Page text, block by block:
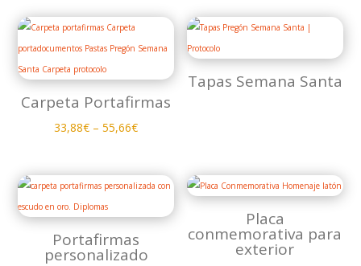
Carpeta Portafirmas
33,88€ –55,66€
Tapas Semana Santa
Portafirmas
personalizado
Placa
conmemorativa para
exterior